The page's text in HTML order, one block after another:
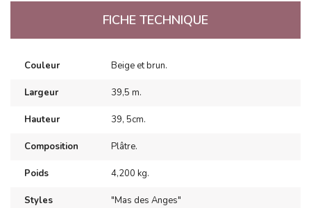
FICHE TECHNIQUE
Couleur Beige et brun.
Largeur 39,5 m.
Hauteur 39, 5cm.
Composition Plâtre.
Poids 4,200 kg.
Styles "Mas des Anges"